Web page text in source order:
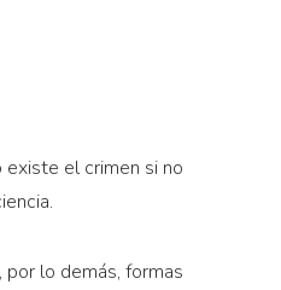
existe el crimen si no
lo demás, formas